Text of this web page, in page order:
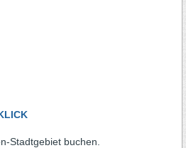
Stadtgebiet buchen.